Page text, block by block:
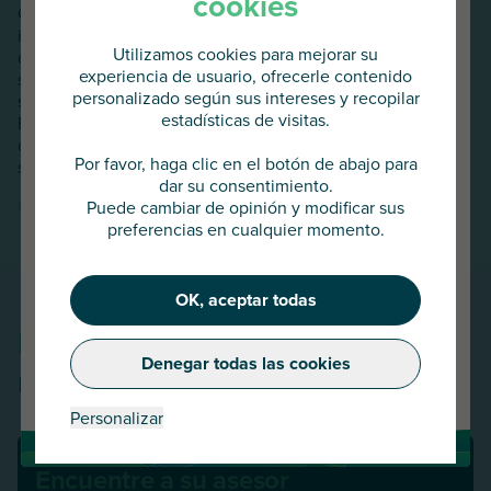
G-Grade se ha convertido en una herramienta
indispensable en el arsenal de los Gestores de Crédito, ya
que permite ahorrar tiempo y proporciona una visión
sintética de la posición de riesgo del mercado, así como
seguir la volatilidad en las posiciones de los aseguradores.
Es utilizado por las empresas para enriquecer su proceso
de toma de decisiones, alimentar sus informes y ponderar
sus cuentas por cobrar según el riesgo país.
Olivier de La Pontais, Executive Director
Hablemos juntosde sus
necessidades
Encuentre a su asesor
Va a acceder al
AU Group Global
Pulse abajo para continuar o elija
otro país
Continuar
Cambiar de país
Utilizamos cookies para mejorar su
experiencia de usuario, ofrecerle contenido
personalizado según sus intereses y recopilar
estadísticas de visitas.
Por favor, haga clic en el botón de abajo para
dar su consentimiento.
Puede cambiar de opinión y modificar sus
preferencias en cualquier momento.
OK, aceptar todas
Denegar todas las cookies
Personalizar